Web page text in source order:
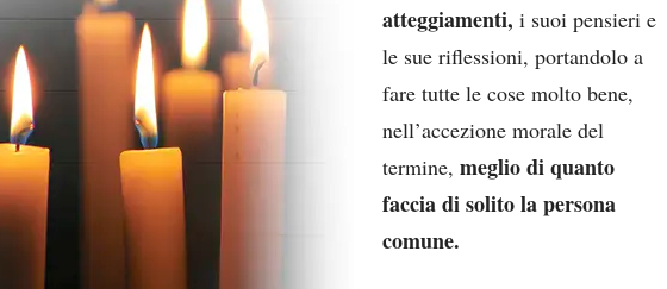
atteggiamenti, i suoi pensieri e
le sue riflessioni, portandolo a
fare tutte le cose molto bene,
nell’accezione morale del
termine, meglio di quanto
faccia di solito la persona
comune.